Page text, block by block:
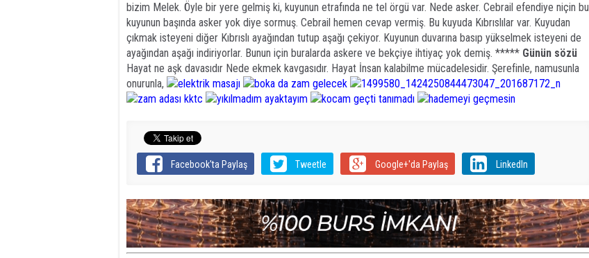
bizim Melek. Öyle bir yere gelmiş ki, kuyunun etrafında ne tel örgü var. Nede asker. Cebrail efendiye niçin bu
kuyunun başında asker yok diye sormuş. Cebrail hemen cevap vermiş. Bu kuyuda Kıbrıslılar var. Kuyudan
çıkmak isteyeni diğer Kıbrıslı ayağından tutup aşağı çekiyor. Kuyunun duvarına basıp yükselmek isteyeni de
ayağından aşağı indiriyorlar. Bunun için buralarda askere ve bekçiye ihtiyaç yok demiş. ***** Günün sözü
Hayat ne aşk davasıdır Nede ekmek kavgasıdır. Hayat İnsan kalabilme mücadelesidir. Şerefinle, namusunla
onurunla,
Facebook'ta Paylaş Tweetle Google+'da Paylaş LinkedIn